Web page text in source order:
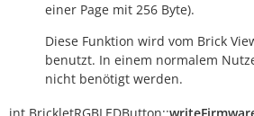
einer Page mit 256 Byte).
Diese Funktion wird vom Brick
benutzt. In einem normalem
nicht benötigt werden.